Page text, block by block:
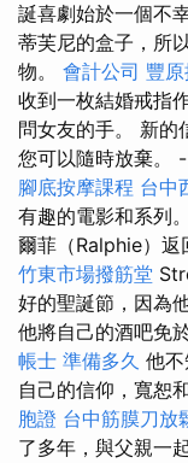
誕喜劇始於一個不
蒂芙尼的盒子，所
物。 會計公司 豐
收到一枚結婚戒指
問女友的手。 新的
您可以隨時放棄。
腳底按摩課程 台中
有趣的電影和系列。
爾菲（Ralphie）
竹東市場撥筋堂
好的聖誕節，因為
他將自己的酒吧免
帳士 準備多久 他
自己的信仰，寬恕
胞證 台中筋膜刀放
了多年，與父親一